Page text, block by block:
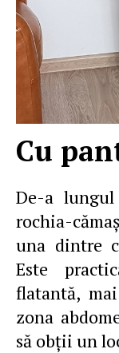
Cu
De-a
rochia-
una dintre
Este
flatantă,
zona
să obţii un